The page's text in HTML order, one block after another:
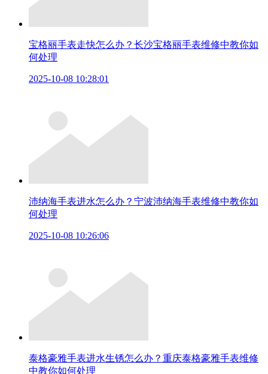
宝格丽手表走快怎么办？长沙宝格丽手表维修中教你如
何处理
2025-10-08 10:28:01
沛纳海手表进水怎么办？宁波沛纳海手表维修中教你如
何处理
2025-10-08 10:26:06
泰格豪雅手表进水生锈怎么办？重庆泰格豪雅手表维修
中教你如何处理